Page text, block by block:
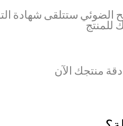
للمنتج
منتجك الآن